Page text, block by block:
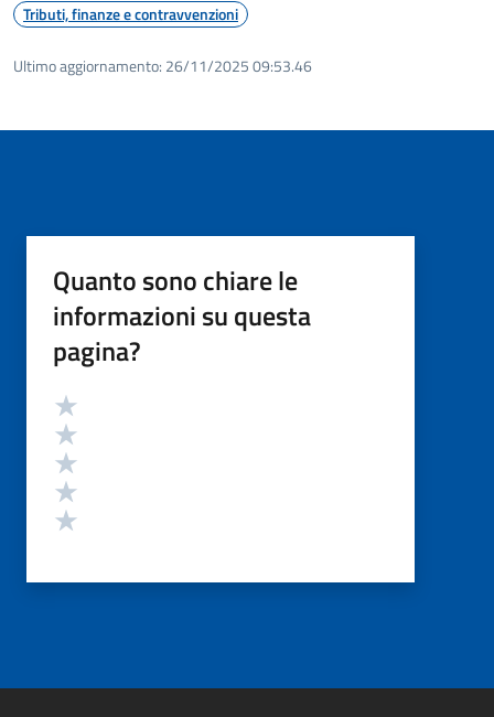
Tributi, finanze e contravvenzioni
Ultimo aggiornamento: 26/11/2025 09:53.46
Quanto sono chiare le
informazioni su questa
pagina?
Valutazione